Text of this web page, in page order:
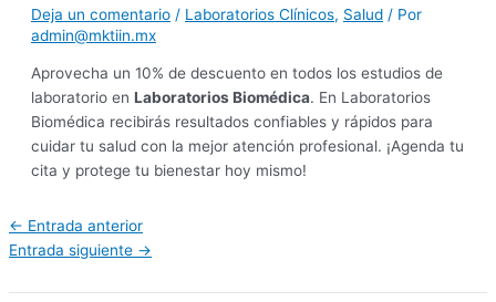
Deja un comentario / Laboratorios Clínicos, Salud / Por
admin@mktiin.mx
Aprovecha un 10% de descuento en todos los estudios de
laboratorio en Laboratorios Biomédica. En Laboratorios
Biomédica recibirás resultados confiables y rápidos para
cuidar tu salud con la mejor atención profesional. ¡Agenda tu
cita y protege tu bienestar hoy mismo!
← Entrada anterior
Entrada siguiente →